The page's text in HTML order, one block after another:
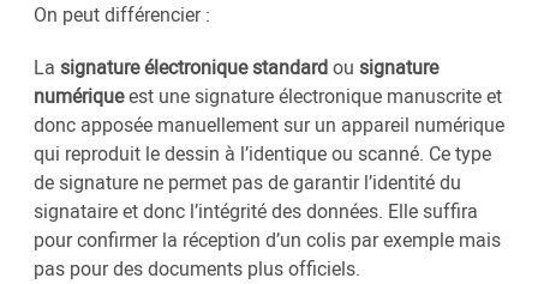
On peut différencier :
La signature électronique standardou signature
numériqueest une signature électronique manuscrite et
donc apposée manuellement sur un appareil numérique
qui reproduit le dessin à l’identique ou scanné. Ce type
de signature ne permet pas de garantir l’identité du
signataire et donc l’intégrité des données. Elle suffira
pour confirmer la réception d’un colis par exemple mais
pas pour des documents plus officiels.